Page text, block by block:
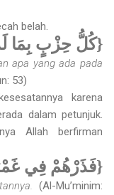
belah.
{كُلُّ حِزْبٍ بِمَا
apa yang ada pada
53)
karena
dalam petunjuk.
Allah berfirman
{فَذَرْهُمْ فِي
(Al-Mu’minim: